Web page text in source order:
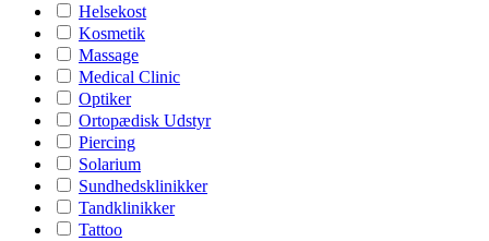
Helsekost
Kosmetik
Massage
Medical Clinic
Optiker
Ortopædisk Udstyr
Piercing
Solarium
Sundhedsklinikker
Tandklinikker
Tattoo